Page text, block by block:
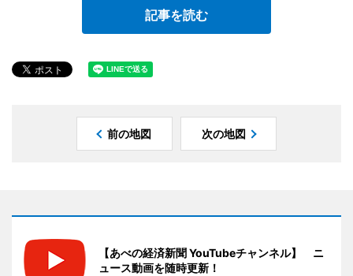
記事を読む
前の地図 次の地図
【あべの経済新聞 YouTubeチャンネル】 ニ
ュース動画を随時更新！